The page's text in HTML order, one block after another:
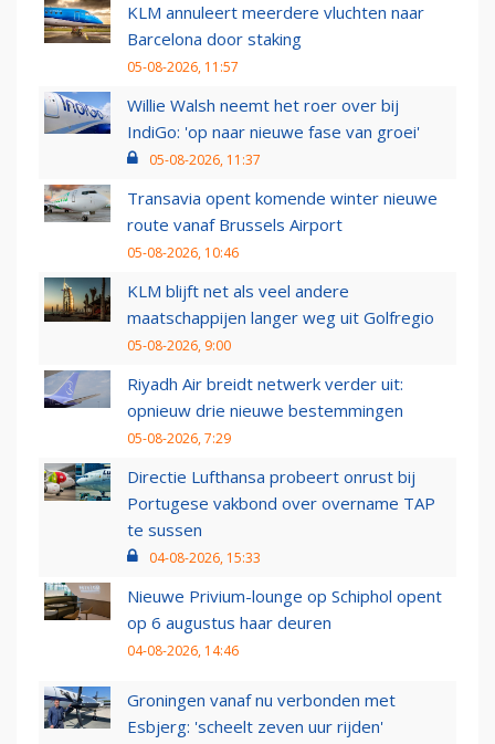
KLM annuleert meerdere vluchten naar
Barcelona door staking
05-08-2026, 11:57
Willie Walsh neemt het roer over bij
IndiGo: 'op naar nieuwe fase van groei'
05-08-2026, 11:37
Transavia opent komende winter nieuwe
route vanaf Brussels Airport
05-08-2026, 10:46
KLM blijft net als veel andere
maatschappijen langer weg uit Golfregio
05-08-2026, 9:00
Riyadh Air breidt netwerk verder uit:
opnieuw drie nieuwe bestemmingen
05-08-2026, 7:29
Directie Lufthansa probeert onrust bij
Portugese vakbond over overname TAP
te sussen
04-08-2026, 15:33
Nieuwe Privium-lounge op Schiphol opent
op 6 augustus haar deuren
04-08-2026, 14:46
Groningen vanaf nu verbonden met
Esbjerg: 'scheelt zeven uur rijden'